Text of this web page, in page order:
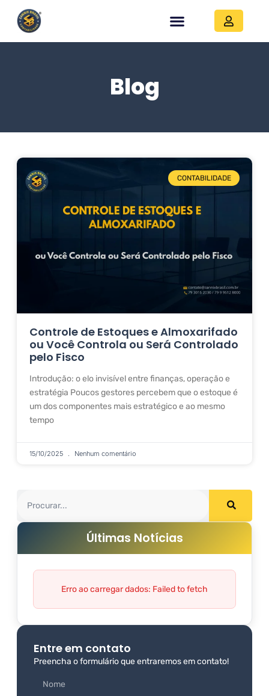
Blog
CONTABILIDADE
Controle de Estoques e Almoxarifado
ou Você Controla ou Será Controlado
pelo Fisco
Introdução: o elo invisível entre finanças, operação e
estratégia Poucos gestores percebem que o estoque é
um dos componentes mais estratégico e ao mesmo
tempo
15/10/2025 Nenhum comentário
Últimas Notícias
Erro ao carregar dados: Failed to fetch
Entre em contato
Preencha o formulário que entraremos em contato!